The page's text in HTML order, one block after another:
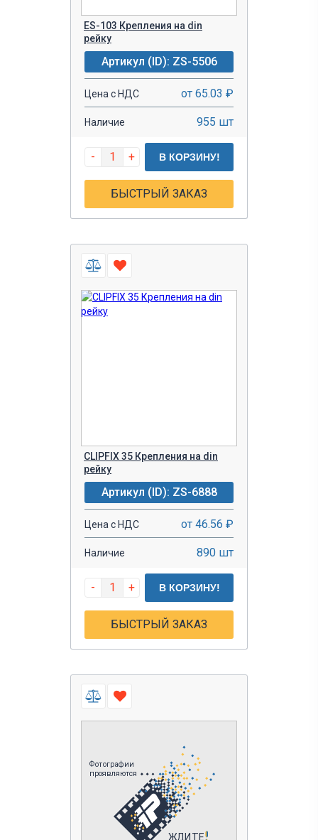
ES-103 Крепления на din
рейку
Артикул (ID): ZS-5506
Цена с НДС от 65.03 ₽
Наличие 955 шт
- + В КОРЗИНУ!
БЫСТРЫЙ ЗАКАЗ
CLIPFIX 35 Крепления на din
рейку
Артикул (ID): ZS-6888
Цена с НДС от 46.56 ₽
Наличие 890 шт
- + В КОРЗИНУ!
БЫСТРЫЙ ЗАКАЗ